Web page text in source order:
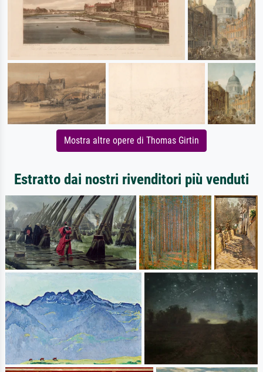
Mostra altre opere di Thomas Girtin
Estratto dai nostri rivenditori più venduti